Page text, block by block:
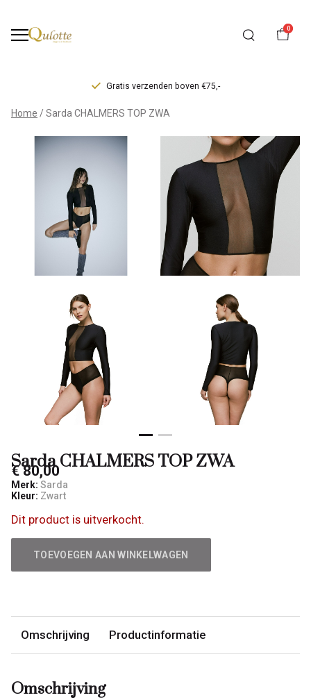
0
Gratis verzenden boven €75,-
Sarda
CHALMERS
TOP
ZWA
Qulotte
Home Sarda CHALMERS TOP ZWA
Sarda CHALMERS TOP ZWA
€ 80,00
Merk: Sarda
Kleur: Zwart
Dit product is uitverkocht.
TOEVOEGEN AAN WINKELWAGEN
Omschrijving Productinformatie
Omschrijving